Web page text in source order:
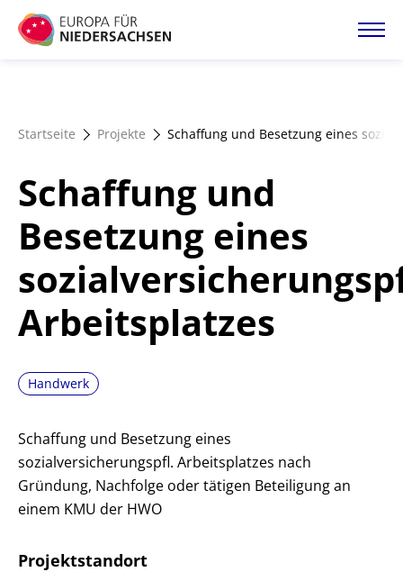
Direkt
zum
Förderangebote
Magazin
Startseite Projekte Schaffung und Besetzung eines
Schaffung und
Besetzung eines
Arbeitsplatzes
Handwerk
Schaffung und Besetzung eines
sozialversicherungspfl. Arbeitsplatzes nach
Gründung, Nachfolge oder tätigen Beteiligung an
einem KMU der HWO
Projektstandort